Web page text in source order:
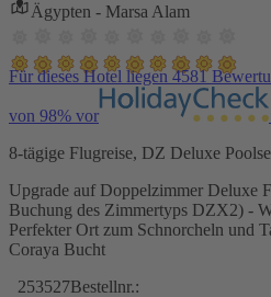
Ägypten - Marsa Alam
Für dieses Hotel liegen 4581
von 98% vor
8-tägige Flugreise, DZ Deluxe
Upgrade auf Doppelzimmer Deluxe
Buchung des Zimmertyps DZX2) -
Perfekter Ort zum Schnorcheln und
Coraya Bucht
253527Bestellnr.: